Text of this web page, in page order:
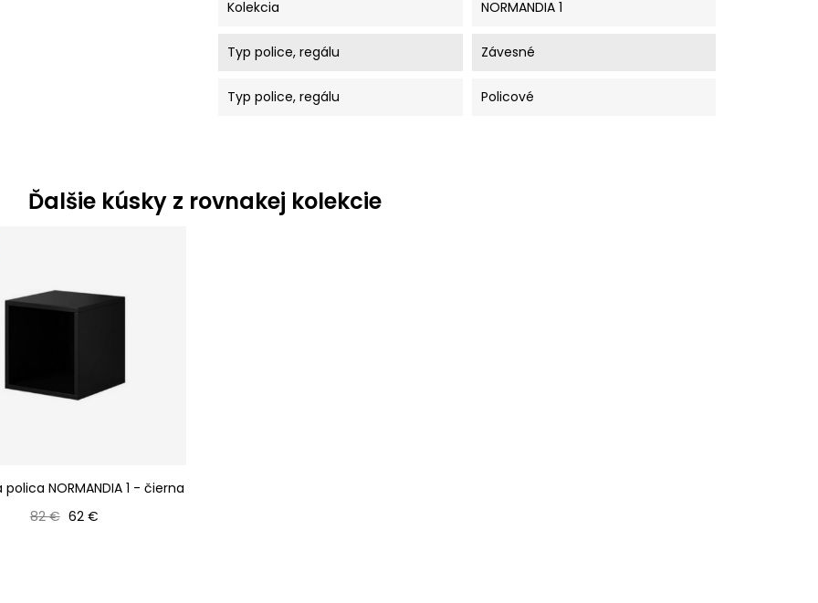
Kolekcia NORMANDIA 1
Typ police, regálu Závesné
Typ police, regálu Policové
Ďalšie kúsky z rovnakej kolekcie
polica NORMANDIA 1 - čierna
Bežná cena
82 € Cena
62 €